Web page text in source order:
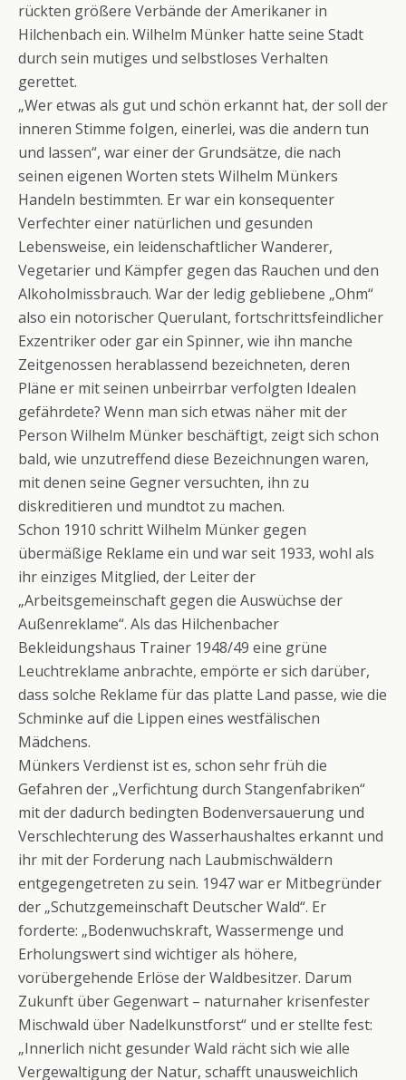
rückten größere Verbände der Amerikaner in
Hilchenbach ein. Wilhelm Münker hatte seine Stadt
durch sein mutiges und selbstloses Verhalten
gerettet.
„Wer etwas als gut und schön erkannt hat, der soll der
inneren Stimme folgen, einerlei, was die andern tun
und lassen“, war einer der Grundsätze, die nach
seinen eigenen Worten stets Wilhelm Münkers
Handeln bestimmten. Er war ein konsequenter
Verfechter einer natürlichen und gesunden
Lebensweise, ein leidenschaftlicher Wanderer,
Vegetarier und Kämpfer gegen das Rauchen und den
Alkoholmissbrauch. War der ledig gebliebene „Ohm“
also ein notorischer Querulant, fortschrittsfeindlicher
Exzentriker oder gar ein Spinner, wie ihn manche
Zeitgenossen herablassend bezeichneten, deren
Pläne er mit seinen unbeirrbar verfolgten Idealen
gefährdete? Wenn man sich etwas näher mit der
Person Wilhelm Münker beschäftigt, zeigt sich schon
bald, wie unzutreffend diese Bezeichnungen waren,
mit denen seine Gegner versuchten, ihn zu
diskreditieren und mundtot zu machen.
Schon 1910 schritt Wilhelm Münker gegen
übermäßige Reklame ein und war seit 1933, wohl als
ihr einziges Mitglied, der Leiter der
„Arbeitsgemeinschaft gegen die Auswüchse der
Außenreklame“. Als das Hilchenbacher
Bekleidungshaus Trainer 1948/49 eine grüne
Leuchtreklame anbrachte, empörte er sich darüber,
dass solche Reklame für das platte Land passe, wie die
Schminke auf die Lippen eines westfälischen
Mädchens.
Münkers Verdienst ist es, schon sehr früh die
Gefahren der „Verfichtung durch Stangenfabriken“
mit der dadurch bedingten Bodenversauerung und
Verschlechterung des Wasserhaushaltes erkannt und
ihr mit der Forderung nach Laubmischwäldern
entgegengetreten zu sein. 1947 war er Mitbegründer
der „Schutzgemeinschaft Deutscher Wald“. Er
forderte: „Bodenwuchskraft, Wassermenge und
Erholungswert sind wichtiger als höhere,
vorübergehende Erlöse der Waldbesitzer. Darum
Zukunft über Gegenwart – naturnaher krisenfester
Mischwald über Nadelkunstforst“ und er stellte fest:
„Innerlich nicht gesunder Wald rächt sich wie alle
Vergewaltigung der Natur, schafft unausweichlich